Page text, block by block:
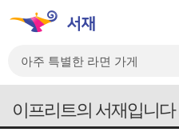
이프리트의 서재입니다